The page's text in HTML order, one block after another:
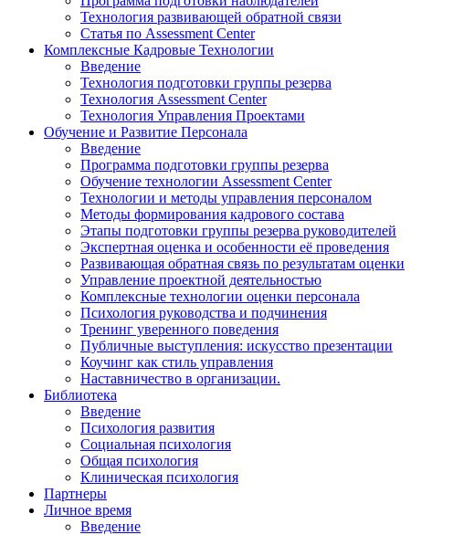
Технология развивающей обратной связи
Статья по Assessment Center
Комплексные Кадровые Технологии
Введение
Технология подготовки группы резерва
Технология Assessment Center
Технология Управления Проектами
Обучение и Развитие Персонала
Введение
Программа подготовки группы резерва
Обучение технологии Assessment Center
Технологии и методы управления персоналом
Методы формирования кадрового состава
Этапы подготовки группы резерва руководителей
Экспертная оценка и особенности её проведения
Развивающая обратная связь по результатам оценки
Управление проектной деятельностью
Комплексные технологии оценки персонала
Психология руководства и подчинения
Тренинг уверенного поведения
Публичные выступления: искусство презентации
Коучинг как стиль управления
Наставничество в организации.
Библиотека
Введение
Психология развития
Социальная психология
Общая психология
Клиническая психология
Партнеры
Личное время
Введение